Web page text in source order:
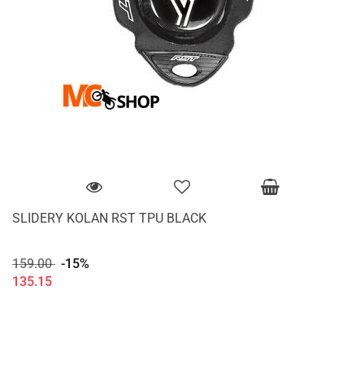
SLIDERY KOLAN RST TPU BLACK
159.00 -15%
135.15